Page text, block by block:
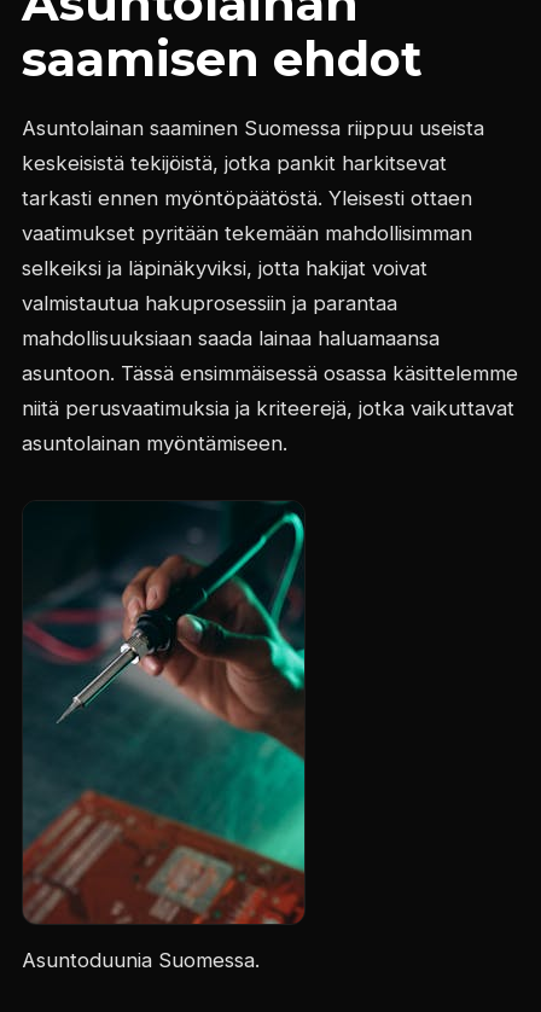
saamisen ehdot
Asuntolainan saaminen Suomessa riippuu useista
keskeisistä tekijöistä, jotka pankit harkitsevat
tarkasti ennen myöntöpäätöstä. Yleisesti ottaen
vaatimukset pyritään tekemään mahdollisimman
selkeiksi ja läpinäkyviksi, jotta hakijat voivat
valmistautua hakuprosessiin ja parantaa
mahdollisuuksiaan saada lainaa haluamaansa
asuntoon. Tässä ensimmäisessä osassa käsittelemme
niitä perusvaatimuksia ja kriteerejä, jotka vaikuttavat
asuntolainan myöntämiseen.
Asuntoduunia Suomessa.